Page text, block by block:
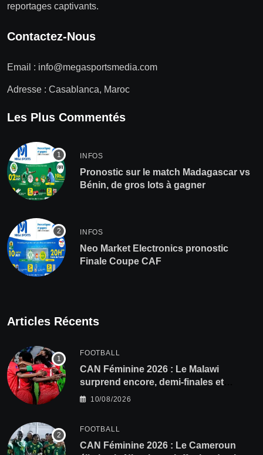
reportages captivants.
Contactez-Nous
Email : info@megasportsmedia.com
Adresse : Casablanca, Maroc
Les Plus Commentés
INFOS
Pronostic sur le match Madagascar vs
Bénin, de gros lots à gagner
INFOS
Neo Market Electronics pronostic
Finale Coupe CAF
Articles Récents
FOOTBALL
CAN Féminine 2026 : Le Malawi
surprend encore, demi-finales et
Mondial pour les Scorchers !
10/08/2026
FOOTBALL
CAN Féminine 2026 : Le Cameroun